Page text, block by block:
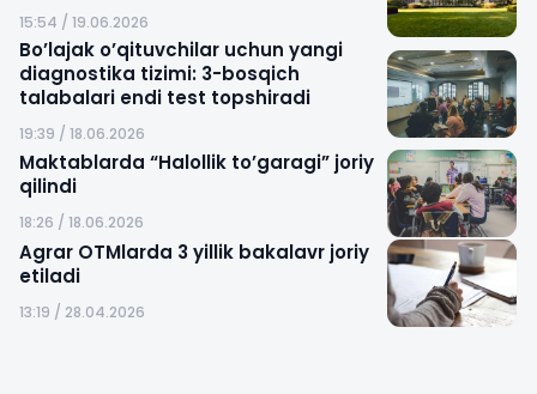
15:54 / 19.06.2026
Bo’lajak o’qituvchilar uchun yangi
diagnostika tizimi: 3-bosqich
talabalari endi test topshiradi
19:39 / 18.06.2026
Maktablarda “Halollik to’garagi” joriy
qilindi
18:26 / 18.06.2026
Agrar OTMlarda 3 yillik bakalavr joriy
etiladi
13:19 / 28.04.2026